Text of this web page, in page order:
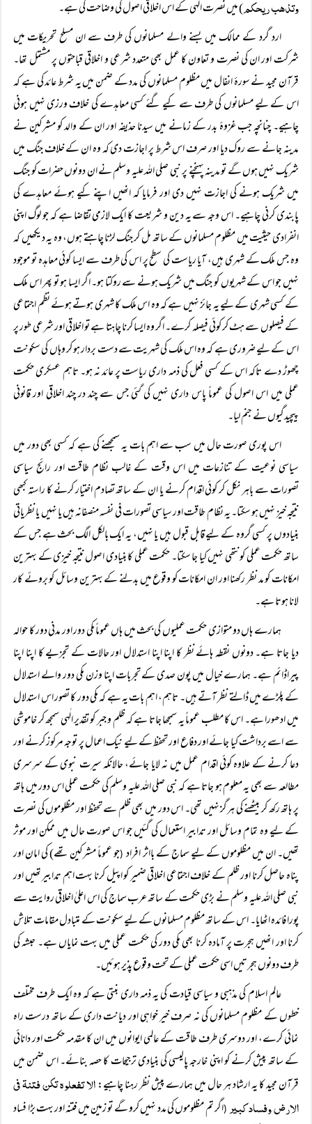
وتذھب ریحکم) میں نصرت الٰہی کے اس اخلاقی اصول کی وضاحت کی ہے۔
ارد گرد کے ممالک میں بسنے والے مسلمانوں کی طرف سے ان مسلح تحریکات میں
شرکت اور ان کی نصرت و تعاون کا عمل بھی متعدد شرعی و اخلاقی قباحتوں پر مشتمل تھا۔
قرآن مجید نے سورۂ انفال میں مظلوم مسلمانوں کی مدد کے ضمن میں یہ شرط عائد کی ہے کہ
اس کے لیے مسلمانوں کی طرف سے کیے گئے کسی معاہدے کی خلاف ورزی نہیں ہونی
چاہیے۔ چنانچہ جب غزوۂ بدر کے زمانے میں سیدنا حذیفہ اور ان کے والد کو مشرکین نے
مدینہ جانے سے روک دیا اور صرف اس شرط پر اجازت دی کہ وہ ان کے خلاف جنگ میں
شریک نہیں ہوں گے تو مدینہ پہنچنے پر نبی صلی اللہ علیہ وسلم نے ان دونوں حضرات کو جنگ
میں شریک ہونے کی اجازت نہیں دی اور فرمایا کہ انھیں اپنے کیے ہوئے معاہدے کی
پابندی کرنی چاہیے۔ اس وجہ سے یہ دین و شریعت کا ایک لازمی تقاضا ہے کہ جو لوگ اپنی
انفرادی حیثیت میں مظلوم مسلمانوں کے ساتھ مل کر جنگ لڑنا چاہتے ہوں، وہ یہ دیکھیں کہ
وہ جس ملک کے شہری ہیں، آیا ریاست کی سطح پر اس کی طرف سے ایسا کوئی معاہدہ تو موجود
نہیں جو اس کے شہریوں کو جنگ میں شریک ہونے سے روکتا ہو۔ اگر ایسا ہو تو پھر اس ملک
کے کسی شہری کے لیے یہ جائز نہیں ہے کہ وہ اس ملک کا شہری ہوتے ہوئے نظم اجتماعی
کے فیصلوں سے ہٹ کر کوئی فیصلہ کرے۔ اگر وہ ایسا کرنا چاہتا ہے تو اخلاقی اور شرعی طور پر
اس کے لیے ضروری ہے کہ وہ اس ملک کی شہریت سے دست بردار ہو کر وہاں کی سکونت
چھوڑ دے تاکہ اس کے کسی فعل کی ذمہ داری ریاست پر عائد نہ ہو۔ تاہم عسکری حکمت
عملی میں اس اصول کی عموماً پاس داری نہیں کی گئی جس سے چند در چند اخلاقی اور قانونی
پیچیدگیوں نے جنم لیا۔
اس پوری صورت حال میں سب سے اہم بات یہ سمجھنے کی ہے کہ کسی بھی دور میں
سیاسی نوعیت کے تنازعات میں اس وقت کے غالب نظام طاقت اور رائج سیاسی
تصورات سے باہر نکل کر کوئی اقدام کرنے یا ان کے ساتھ تصادم اختیار کرنے کا راستہ کبھی
نتیجہ خیز نہیں ہو سکتا۔ یہ نظام طاقت اور سیاسی تصورات فی نفسہ منصفانہ ہیں یا نہیں یا نظریاتی
بنیادوں پر کسی گروہ کے لیے قابل قبول ہیں یا نہیں، یہ ایک بالکل الگ بحث ہے جس کے
ساتھ حکمت عملی کو نتھی نہیں کیا جا سکتا۔ حکمت عملی کا بنیادی اصول نتیجہ خیزی کے بہترین
امکانات کو مد نظر رکھنا اور ان امکانات کو وقوع میں بدلنے کے بہترین وسائل کو بروئے کار
لانا ہوتا ہے۔
ہمارے ہاں دو متوازی حکمت عملیوں کی بحث میں ہاں عموماً مکی دور اور مدنی دور کا حوالہ
دیا جاتا ہے۔ دونوں نقطہ ہائے نظر کا اپنا اپنا استدلال اور حالات کے تجزیے کا اپنا اپنا
پیراڈائم ہے۔ ہمارے خیال میں پون صدی کے تجربات اپنا وزن مکی دور والے استدلال
کے پلڑے میں ڈالتے نظر آتے ہیں۔ تاہم، اہم بات یہ ہے کہ مکی دور کا تصور اس استدلال
میں ادھورا ہے۔ اس کا مطلب عموماً یہ سمجھا جاتا ہے کہ ظلم و جبر کو تقدیر الٰہی سمجھ کر خاموشی
سے اسے برداشت کیا جائے اور دفاع اور تحفظ کے لیے نیک اعمال پر توجہ مرکوز کرنے اور
دعا کرنے کے علاوہ کوئی اقدام عمل میں نہ لایا جائے، حالانکہ سیرت نبوی کے سرسری
مطالعہ سے بھی یہ معلوم ہو جاتا ہے کہ نبی صلی اللہ علیہ وسلم کی حکمت عملی اس دور میں ہاتھ
پر ہاتھ رکھ کر بیٹھنے کی ہرگز نہیں تھی۔ اس دور میں بھی ظلم سے تحفظ اور مظلوموں کی نصرت
کے لیے وہ تمام وسائل اور تدابیر استعمال کی گئیں جو اس صورت حال میں ممکن اور موثر
تھیں۔ ان میں مظلوموں کے لیے سماج کے بااثر افراد(جو عموماً مشرکین تھے) کی امان اور
پناہ حاصل کرنا اور ظلم کے خلاف اجتماعی اخلاقی ضمیر کو اپیل کرنا بہت اہم تدابیر تھیں اور
نبی صلی اللہ علیہ وسلم نے بڑی حکمت کے ساتھ عرب سماج کی اس اعلیٰ اخلاقی روایت سے
پورا فائدہ اٹھایا۔ اس کے ساتھ مظلوم مسلمانوں کے لیے سکونت کے متبادل مقامات تلاش
کرنا اور انھیں ہجرت پر آمادہ کرنا بھی مکی دور کی حکمت عملی میں بہت نمایاں ہے۔ حبشہ کی
طرف دونوں ہجرتیں اسی حکمت عملی کے تحت وقوع پذیر ہوئیں۔
عالم اسلام کی مذہبی و سیاسی قیادت کی یہ ذمہ داری بنتی ہے کہ وہ ایک طرف مختلف
خطوں کے مظلوم مسلمانوں کی نہ صرف خیر خواہی اور دیانت داری کے ساتھ درست راہ
نمائی کرے، اور دوسری طرف طاقت کے عالمی ایوانوں میں ان کا مقدمہ حکمت اور دانائی
کے ساتھ پیش کرنے کو اپنی خارجہ پالیسی کی بنیادی ترجیحات کا حصہ بنائے۔ اس ضمن میں
قرآن مجید کا یہ ارشاد ہر حال میں ہمارے پیش نظر رہنا چاہیے:الا تفعلوہ تکن فتنۃ فی
الارض وفساد کبیر (اگر تم مظلوموں کی مدد نہیں کرو گے تو زمین میں فتنہ اور بہت بڑا فساد